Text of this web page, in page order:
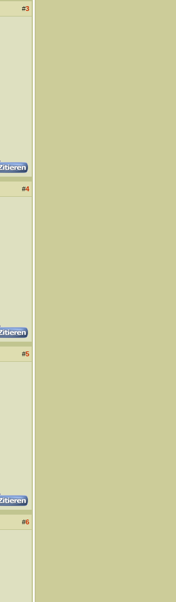
#3
#4
#5
#6